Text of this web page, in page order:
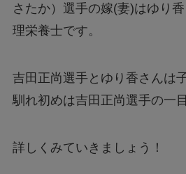
さたか）選手の嫁(妻)はゆり
理栄養士です。
吉田正尚選手とゆり香さんは
馴れ初めは吉田正尚選手の一
詳しくみていきましょう！